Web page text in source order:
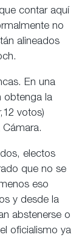
contar aquí
no
alineados
En una
obtenga la
votos)
electos
que no se
eso
y desde la
abstenerse o
oficialismo ya